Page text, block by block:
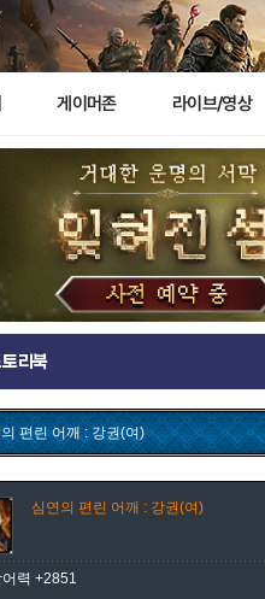
게이머존 라이브/영상
리북
편린 어깨 : 강권(여)
심연의 편린 어깨 : 강권(여)
어력 +2851